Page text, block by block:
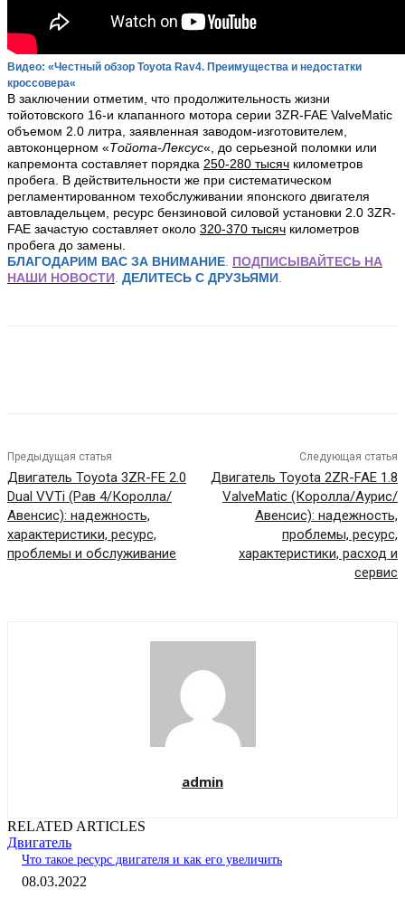
Видео: «Честный обзор Toyota Rav4. Преимущества и недостатки
кроссовера«
В заключении отметим, что продолжительность жизни
тойотовского 16-и клапанного мотора серии 3ZR-FAE ValveMatic
объемом 2.0 литра, заявленная заводом-изготовителем,
автоконцерном «Тойота-Лексус«, до серьезной поломки или
капремонта составляет порядка 250-280 тысяч километров
пробега. В действительности же при систематическом
регламентированном техобслуживании японского двигателя
автовладельцем, ресурс бензиновой силовой установки 2.0 3ZR-
FAE зачастую составляет около 320-370 тысяч километров
пробега до замены.
БЛАГОДАРИМ ВАС ЗА ВНИМАНИЕ ПОДПИСЫВАЙТЕСЬ НА
НАШИ НОВОСТИ ДЕЛИТЕСЬ С ДРУЗЬЯМИ
Предыдущая статья
Двигатель Toyota 3ZR-FE 2.0
Dual VVTi (Рав 4/Королла/
Авенсис): надежность,
характеристики, ресурс,
проблемы и обслуживание
Следующая статья
Двигатель Toyota 2ZR-FAE 1.8
ValveMatic (Королла/Аурис/
Авенсис): надежность,
проблемы, ресурс,
характеристики, расход и
сервис
admin
RELATED ARTICLES
Двигатель
Что такое ресурс двигателя и как его увеличить
08.03.2022